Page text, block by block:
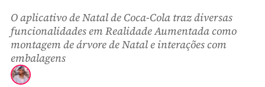
O aplicativo de Natal de Coca-Cola traz diversas
funcionalidades em Realidade Aumentada como
montagem de árvore de Natal e interações com
embalagens